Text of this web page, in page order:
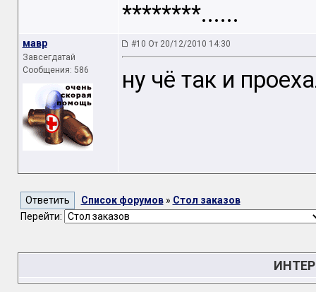
********......
мавр
Завсегдатай
Сообщения: 586
#10 От 20/12/2010 14:30
ну чё так и
Список форумов» Стол заказов
Перейти: